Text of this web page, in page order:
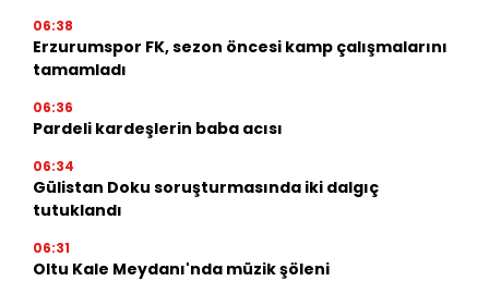
06:38
Erzurumspor FK, sezon öncesi kamp çalışmalarını
tamamladı
06:36
Pardeli kardeşlerin baba acısı
06:34
Gülistan Doku soruşturmasında iki dalgıç
tutuklandı
06:31
Oltu Kale Meydanı'nda müzik şöleni